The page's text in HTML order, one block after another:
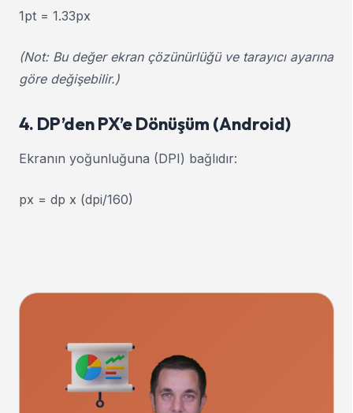
1pt = 1.33px
(Not: Bu değer ekran çözünürlüğü ve tarayıcı ayarına
göre değişebilir.)
4. DP’den PX’e Dönüşüm (Android)
Ekranın yoğunluğuna (DPI) bağlıdır:
px = dp x (dpi/160)